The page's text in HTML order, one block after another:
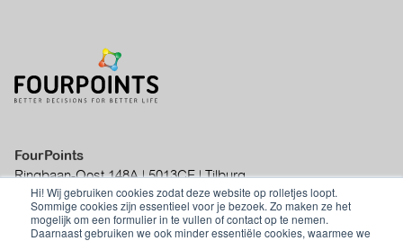
Hi! Wij gebruiken cookies zodat deze website op rolletjes loopt.
Sommige cookies zijn essentieel voor je bezoek. Zo maken ze het
mogelijk om een formulier in te vullen of contact op te nemen.
Daarnaast gebruiken we ook minder essentiële cookies, waarmee we
FourPoints
Ringbaan-Oost 148A | 5013CE | Tilburg
info@fourpoints.nl|+31 (0)70 - 219 01